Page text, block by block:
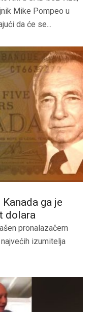
Mike Pompeo u
da će se...
ga je
dolara
pronalazačem
izumitelja